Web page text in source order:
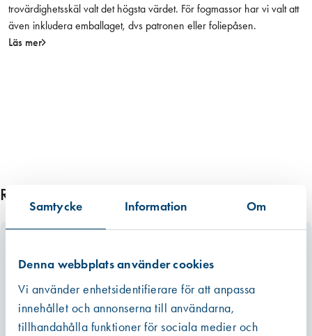
Samtycke Information Om
Denna webbplats använder cookies
Vi använder enhetsidentifierare för att anpassa
innehållet och annonserna till användarna,
tillhandahålla funktioner för sociala medier och
trovärdighetsskäl valt det högsta värdet. För fogmassor har vi valt att
även inkludera emballaget, dvs patronen eller foliepåsen.
Läs mer
Relaterade produkter